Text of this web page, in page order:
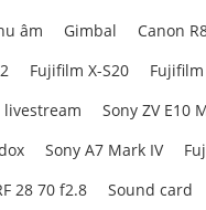
âm Gimbal Canon
Fujifilm X-S20 Fujifilm
Sony ZV E10
Sony A7 Mark IV
28 70 f2.8
Sound card